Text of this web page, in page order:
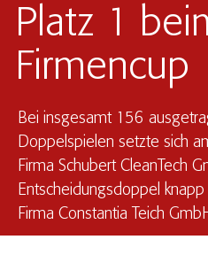
Platz 1
Firmencup
Bei insgesamt 156
Doppelspielen setzte sich
Firma Schubert CleanTech
Entscheidungsdoppel
Firma Constantia Teich